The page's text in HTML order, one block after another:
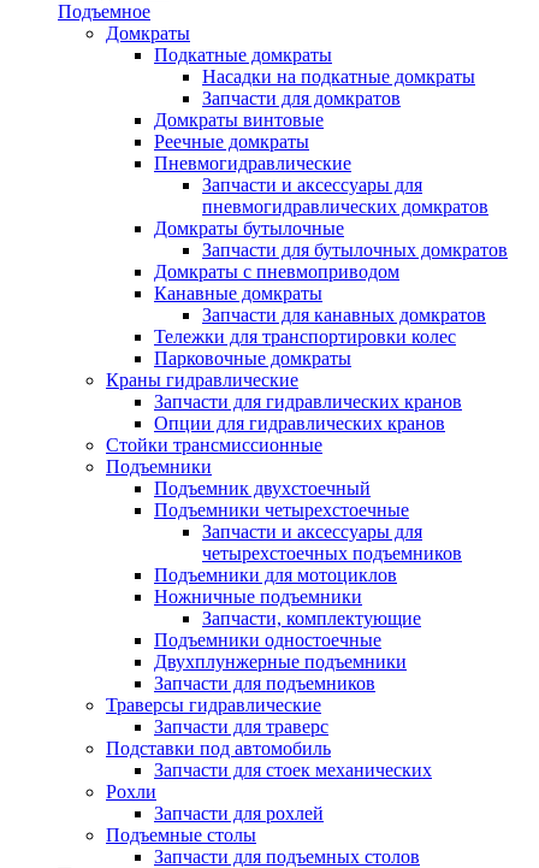
Подъемное
Домкраты
Подкатные домкраты
Насадки на подкатные домкраты
Запчасти для домкратов
Домкраты винтовые
Реечные домкраты
Пневмогидравлические
Запчасти и аксессуары для
пневмогидравлических домкратов
Домкраты бутылочные
Запчасти для бутылочных домкратов
Домкраты с пневмоприводом
Канавные домкраты
Запчасти для канавных домкратов
Тележки для транспортировки колес
Парковочные домкраты
Краны гидравлические
Запчасти для гидравлических кранов
Опции для гидравлических кранов
Стойки трансмиссионные
Подъемники
Подъемник двухстоечный
Подъемники четырехстоечные
Запчасти и аксессуары для
четырехстоечных подъемников
Подъемники для мотоциклов
Ножничные подъемники
Запчасти, комплектующие
Подъемники одностоечные
Двухплунжерные подъемники
Запчасти для подъемников
Траверсы гидравлические
Запчасти для траверс
Подставки под автомобиль
Запчасти для стоек механических
Рохли
Запчасти для рохлей
Подъемные столы
Запчасти для подъемных столов